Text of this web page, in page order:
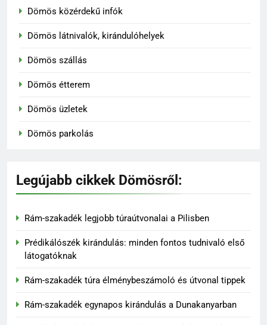
Dömös közérdekű infók
Dömös látnivalók, kirándulóhelyek
Dömös szállás
Dömös étterem
Dömös üzletek
Dömös parkolás
Legújabb cikkek Dömösről:
Rám-szakadék legjobb túraútvonalai a Pilisben
Prédikálószék kirándulás: minden fontos tudnivaló első
látogatóknak
Rám-szakadék túra élménybeszámoló és útvonal tippek
Rám-szakadék egynapos kirándulás a Dunakanyarban
Madárles és természetfotózás
KIRÁNDULÓKNAK- TURÁZÓKNAK
137
egyik legizgalmasabb